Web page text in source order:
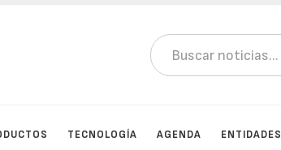
TECNOLOGÍA AGENDA ENTIDADES